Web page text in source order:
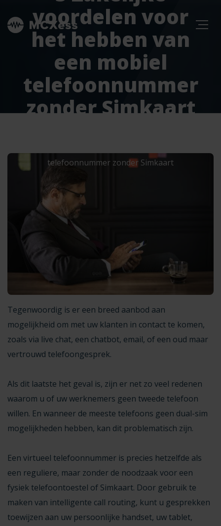
voordelen voor
het hebben van
een mobiel
telefoonnummer
zonder Simkaart
telefoonnummer zonder Simkaart
Tegenwoordig is er een breed aanbod aan
mogelijkheid om met uw klanten in contact te komen,
zoals via live chat, een chatbot, email, of een oud maar
vertrouwd telefoongesprek.
Als dit laatste het geval is, zijn er net zo veel redenen
waarom u of uw werknemers geen tweede telefoon
willen. En wanneer de meeste telefoons geen dual-sim
mogelijkheden hebben, kan dit problematisch zijn.
Een virtueel telefoonnummer is precies hetzelfde als
een reguliere, maar zonder de noodzaak voor een
fysiek telefoontoestel of Simkaart. Door gebruik te
maken van intelligente call routing, kunt u gesprekken
toewijzen aan uw persoonlijke handset, uw tablet,